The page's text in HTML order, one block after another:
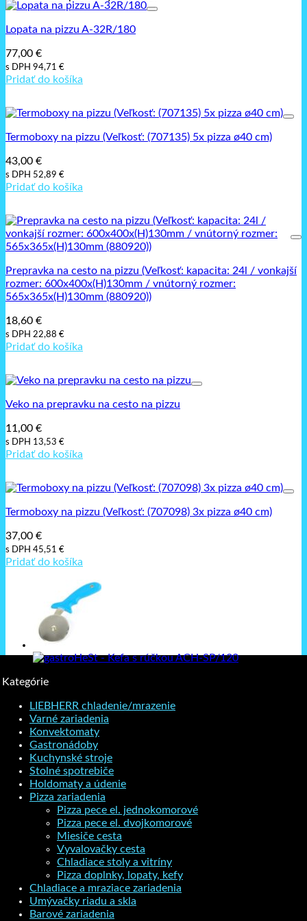
Lopata na pizzu A-32R/180
77,00 €
s DPH 94,71 €
Pridať do košíka
Termoboxy na pizzu (Veľkosť: (707135) 5x pizza ø40 cm)
43,00 €
s DPH 52,89 €
Pridať do košíka
Prepravka na cesto na pizzu (Veľkosť: kapacita: 24l / vonkajší
rozmer: 600x400x(H)130mm / vnútorný rozmer:
565x365x(H)130mm (880920))
18,60 €
s DPH 22,88 €
Pridať do košíka
Veko na prepravku na cesto na pizzu
11,00 €
s DPH 13,53 €
Pridať do košíka
Termoboxy na pizzu (Veľkosť: (707098) 3x pizza ø40 cm)
37,00 €
s DPH 45,51 €
Pridať do košíka
Kategórie
LIEBHERR chladenie/mrazenie
Varné zariadenia
Konvektomaty
Gastronádoby
Kuchynské stroje
Stolné spotrebiče
Holdomaty a údenie
Pizza zariadenia
Pizza pece el. jednokomorové
Pizza pece el. dvojkomorové
Miesiče cesta
Vyvalovačky cesta
Chladiace stoly a vitríny
Pizza doplnky, lopaty, kefy
Chladiace a mraziace zariadenia
Umývačky riadu a skla
Barové zariadenia